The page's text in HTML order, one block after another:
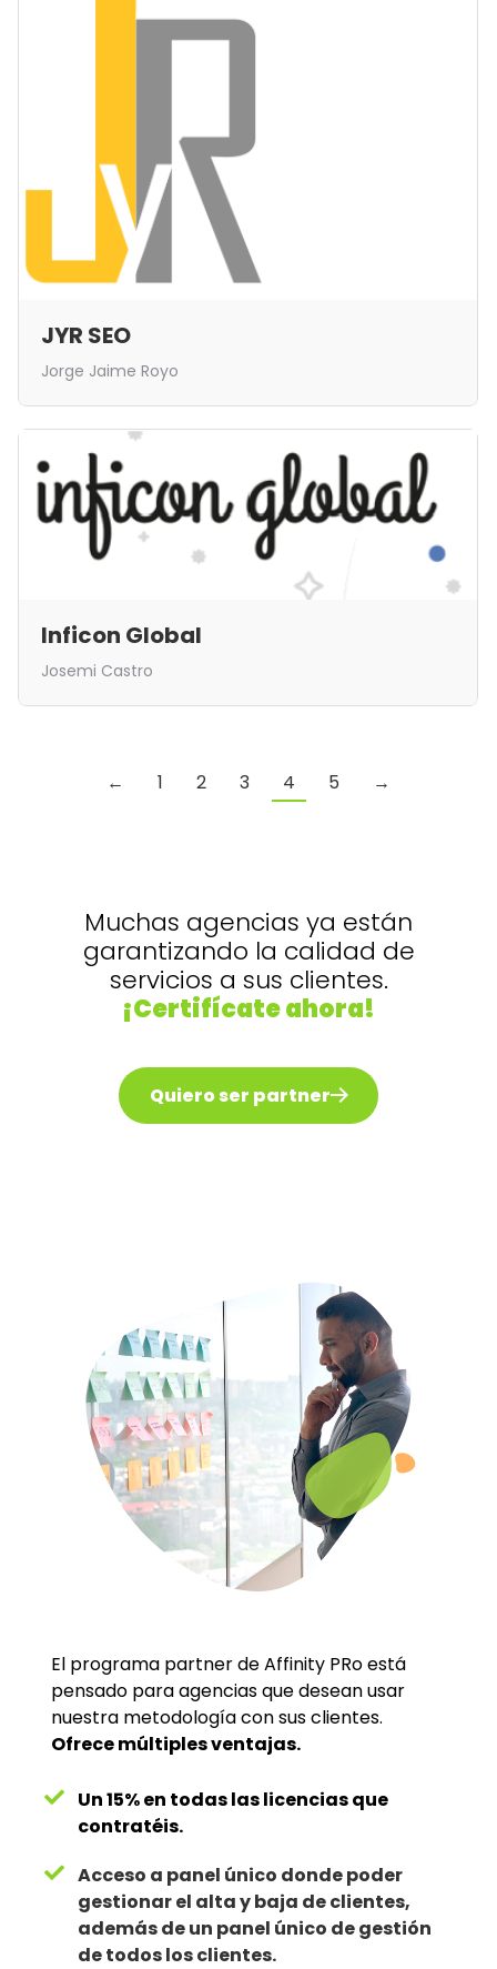
JYR SEO
Jorge Jaime Royo
Inficon Global
Josemi Castro
← 1 2 3 4 5 →
Muchas agencias ya están
garantizando la calidad de
servicios a sus clientes.
¡Certifícate ahora!
Quiero ser partner
El programa partner de Affinity PRo está
pensado para agencias que desean usar
nuestra metodología con sus clientes.
Ofrece múltiples ventajas.
Un 15% en todas las licencias que
contratéis.
Acceso a panel único donde poder
gestionar el alta y baja de clientes,
además de un panel único de gestión
de todos los clientes.